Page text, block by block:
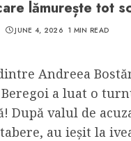
lămurește tot
JUNE 4, 2026 1 MIN READ
Andreea
a luat o
După valul de
au ieșit la